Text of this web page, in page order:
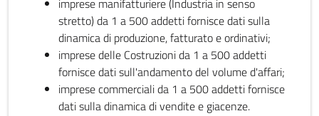
imprese manifatturiere (Industria in senso
stretto) da 1 a 500 addetti fornisce dati sulla
dinamica di produzione, fatturato e ordinativi;
imprese delle Costruzioni da 1 a 500 addetti
fornisce dati sull'andamento del volume d'affari;
imprese commerciali da 1 a 500 addetti fornisce
dati sulla dinamica di vendite e giacenze.